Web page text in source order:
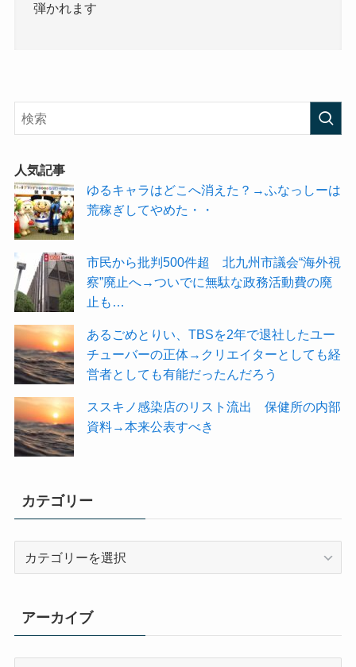
弾かれます
人気記事
ゆるキャラはどこへ消えた？→ふなっしーは
荒稼ぎしてやめた・・
市民から批判500件超 北九州市議会“海外視
察”廃止へ→ついでに無駄な政務活動費の廃
止も…
あるごめとりい、TBSを2年で退社したユー
チューバーの正体→クリエイターとしても経
営者としても有能だったんだろう
ススキノ感染店のリスト流出 保健所の内部
資料→本来公表すべき
カテゴリー
ー
アーカイブ